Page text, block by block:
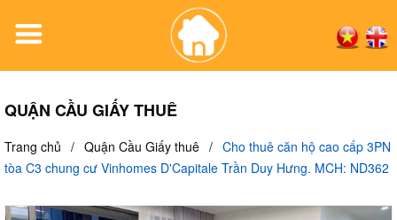
QUẬN CẦU GIẤY THUÊ
Trang chủ / Quận Cầu Giấy thuê / Cho thuê căn hộ cao cấp 3PN
tòa C3 chung cư Vinhomes D'Capitale Trần Duy Hưng. MCH: ND362